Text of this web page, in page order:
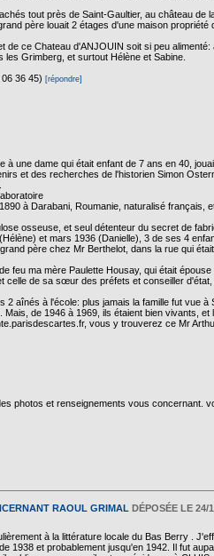
tout près de Saint-Gaultier, au château de
père louait 2 étages d'une maison
de ce Chateau d'ANJOUIN soit si peu
les Grimberg, et surtout Hélène et Sabine.
36 45) [répondre]
à une dame qui était enfant de 7 ans en 40,
et des recherches de l'historien Simon
à Darabani, Roumanie, naturalisé
osseuse, et seul détenteur du secret de
et mars 1936 (Danielle), 3 de ses 4
père chez Mr Berthelot, dans la rue qui
feu ma mère Paulette Housay, qui était
celle de sa sœur des préfets et conseiller
2 aînés à l'école: plus jamais la famille fut vue
de 1946 à 1969, ils étaient bien vivants, et
vous y trouverez ce Mr
photos et renseignements vous concernant.
RAOUL GRIMAL DÉPOSÉE LE 24/
à la littérature locale du Bas Berry .
1938 et probablement jusqu'en 1942. Il fut